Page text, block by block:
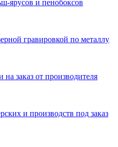
ярусов и пенобоксов
гравировкой по металлу
на заказ от производителя
и производств под заказ